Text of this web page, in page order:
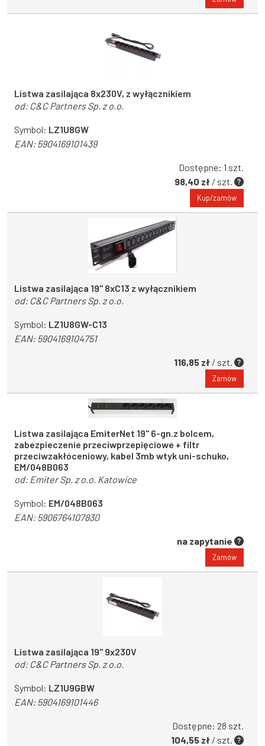
Listwa zasilająca 8x230V, z wyłącznikiem
od: C&C Partners Sp. z o.o.
Symbol: LZ1U8GW
EAN:5904169101439
Dostępne: 1 szt.
98,40 zł / szt.
Kup/zamów
Listwa zasilająca 19'' 8xC13 z wyłącznikiem
od: C&C Partners Sp. z o.o.
Symbol: LZ1U8GW-C13
EAN:5904169104751
116,85 zł / szt.
Zamów
Listwa zasilająca EmiterNet 19" 6-gn.z bolcem,
zabezpieczenie przeciwprzepięciowe + filtr
przeciwzakłóceniowy, kabel 3mb wtyk uni-schuko,
EM/048B063
od: Emiter Sp. z o.o. Katowice
Symbol: EM/048B063
EAN:5906764107830
na zapytanie
Zamów
Listwa zasilająca 19" 9x230V
od: C&C Partners Sp. z o.o.
Symbol: LZ1U9GBW
EAN:5904169101446
Dostępne: 28 szt.
104,55 zł / szt.